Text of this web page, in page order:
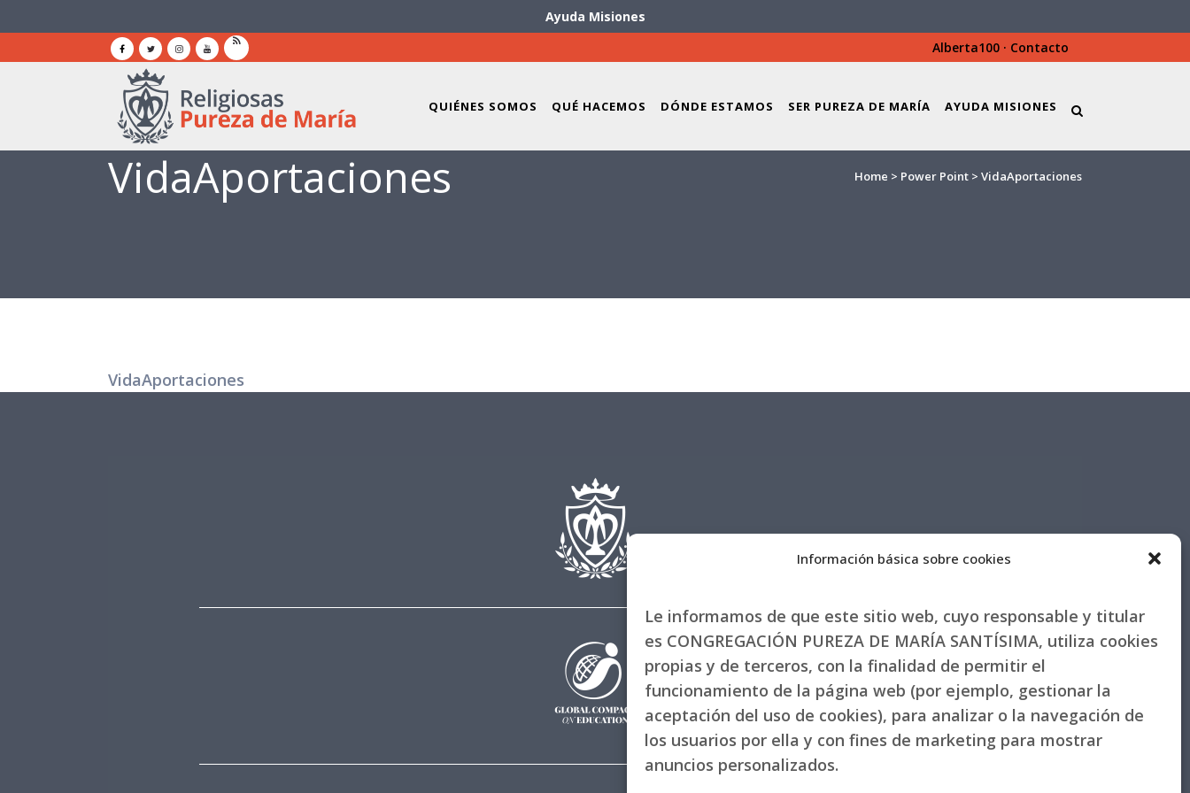
Información básica sobre cookies
Le informamos de que este sitio web, cuyo responsable y titular
es CONGREGACIÓN PUREZA DE MARÍA SANTÍSIMA, utiliza cookies
propias y de terceros, con la finalidad de permitir el
funcionamiento de la página web (por ejemplo, gestionar la
aceptación del uso de cookies), para analizar o la navegación de
los usuarios por ella y con fines de marketing para mostrar
anuncios personalizados.
Ayuda Misiones
Alberta100 · Contacto
QUIÉNES SOMOS QUÉ HACEMOS DÓNDE ESTAMOS SER PUREZA DE MARÍA AYUDA MISIONES
VidaAportaciones Home > Power Point > VidaAportaciones
VidaAportaciones